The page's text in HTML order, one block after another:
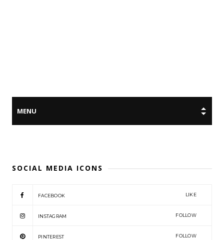
SOCIAL MEDIA ICONS
FACEBOOK LIKE
INSTAGRAM FOLLOW
PINTEREST FOLLOW